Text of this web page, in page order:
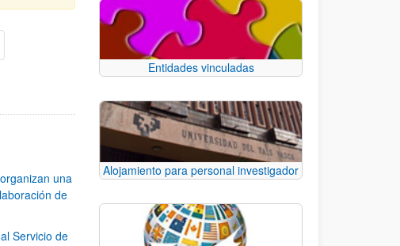
Use TAB para desplazarse.
una
de
Servicio de
Entidades vinculadas
Alojamiento para personal investigador